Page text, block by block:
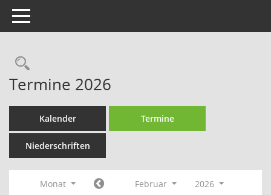
Toggle navigation
Rechercheauswahl
Termine 2026
Kalender Termine
Niederschriften
Monat Februar
2026